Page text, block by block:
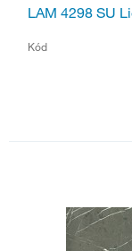
LAM 4298 SU
Kód